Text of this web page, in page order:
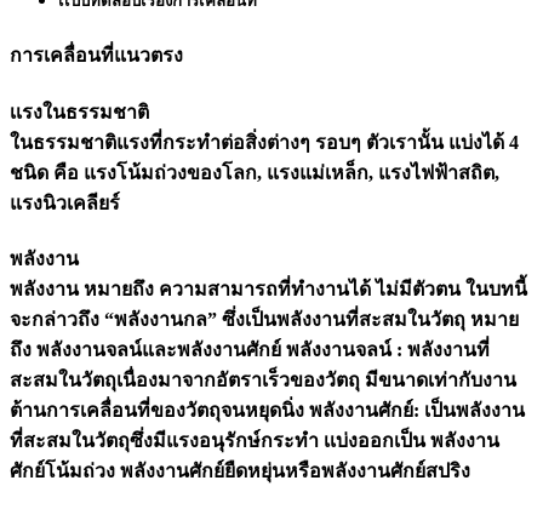
การเคลื่อนที่แนวตรง
เเรงในธรรมชาติ
ในธรรมชาติแรงที่กระทำต่อสิ่งต่างๆ รอบๆ ตัวเรานั้น แบ่งได้ 4
ชนิด คือ แรงโน้มถ่วงของโลก, แรงแม่เหล็ก, แรงไฟฟ้าสถิต,
แรงนิวเคลียร์
พลังงาน
พลังงาน หมายถึง ความสามารถที่ทำงานได้ ไม่มีตัวตน ในบทนี้
จะกล่าวถึง “พลังงานกล” ซึ่งเป็นพลังงานที่สะสมในวัตถุ หมาย
ถึง พลังงานจลน์และพลังงานศักย์ พลังงานจลน์ : พลังงานที่
สะสมในวัตถุเนื่องมาจากอัตราเร็วของวัตถุ มีขนาดเท่ากับงาน
ต้านการเคลื่อนที่ของวัตถุจนหยุดนิ่ง พลังงานศักย์: เป็นพลังงาน
ที่สะสมในวัตถุซึ่งมีแรงอนุรักษ์กระทำ เเบ่งออกเป็น พลังงาน
ศักย์โน้มถ่วง พลังงานศักย์ยืดหยุ่นหรือพลังงานศักย์สปริง